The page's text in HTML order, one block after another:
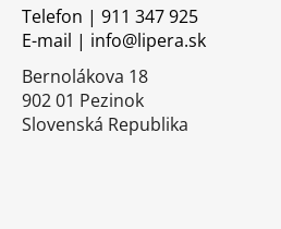
Telefon | 911 347 925
E-mail | info@lipera.sk
Bernolákova 18
902 01 Pezinok
Slovenská Republika